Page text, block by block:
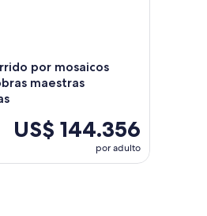
por mosaicos
maestras
US$ 144.356
por adulto